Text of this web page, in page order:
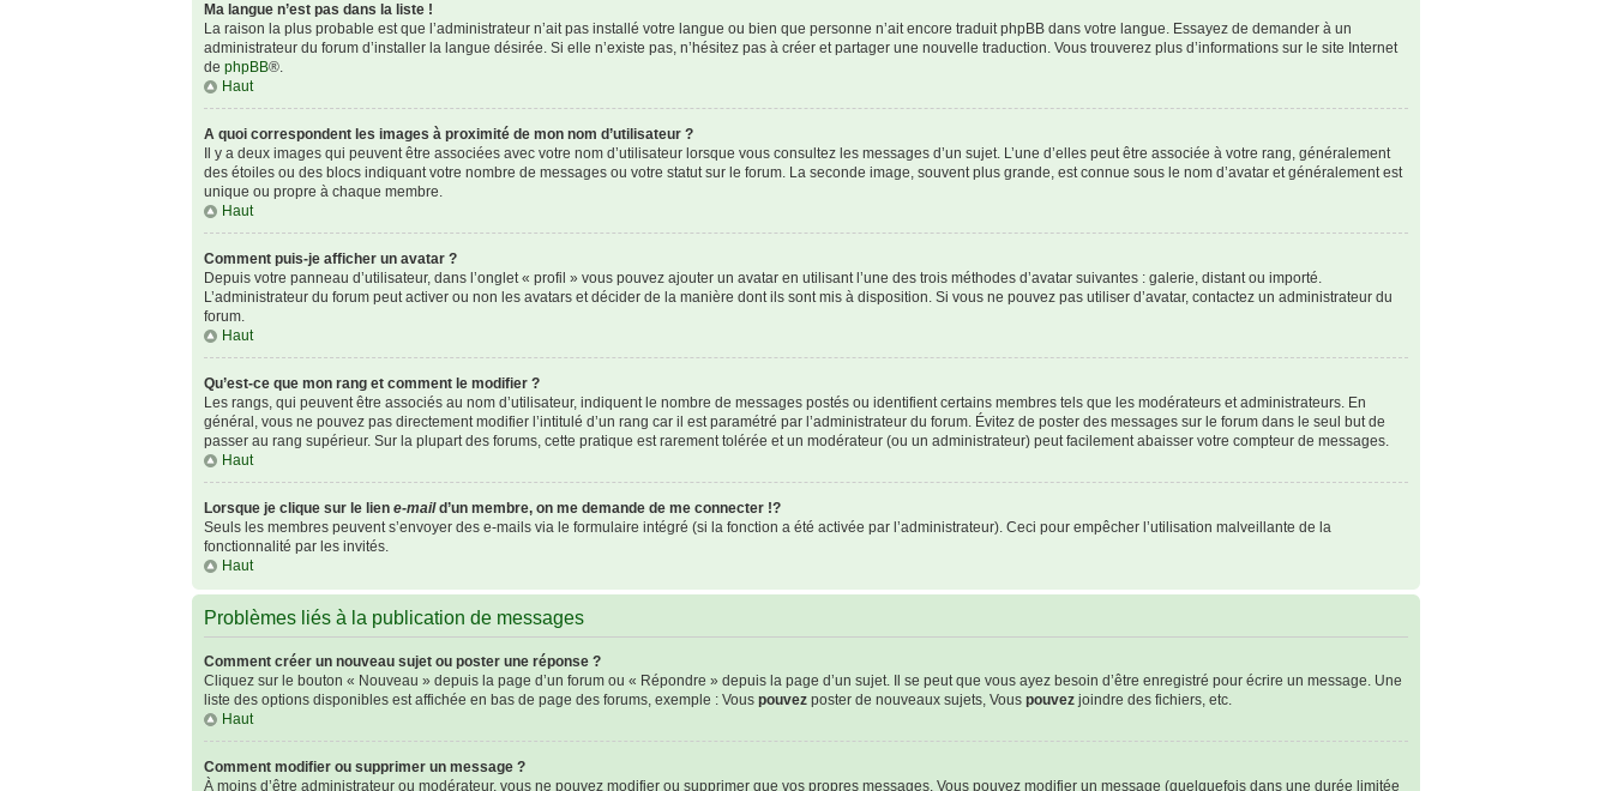
Ma langue n’est pas dans la liste !
La raison la plus probable est que l’administrateur n’ait pas installé votre langue ou bien que personne n’ait encore traduit phpBB dans votre langue. Essayez de demander à un
administrateur du forum d’installer la langue désirée. Si elle n’existe pas, n’hésitez pas à créer et partager une nouvelle traduction. Vous trouverez plus d’informations sur le site Internet
de phpBB®.
Haut
A quoi correspondent les images à proximité de mon nom d’utilisateur ?
Il y a deux images qui peuvent être associées avec votre nom d’utilisateur lorsque vous consultez les messages d’un sujet. L’une d’elles peut être associée à votre rang, généralement
des étoiles ou des blocs indiquant votre nombre de messages ou votre statut sur le forum. La seconde image, souvent plus grande, est connue sous le nom d’avatar et généralement est
unique ou propre à chaque membre.
Haut
Comment puis-je afficher un avatar ?
Depuis votre panneau d’utilisateur, dans l’onglet « profil » vous pouvez ajouter un avatar en utilisant l’une des trois méthodes d’avatar suivantes : galerie, distant ou importé.
L’administrateur du forum peut activer ou non les avatars et décider de la manière dont ils sont mis à disposition. Si vous ne pouvez pas utiliser d’avatar, contactez un administrateur du
forum.
Haut
Qu’est-ce que mon rang et comment le modifier ?
Les rangs, qui peuvent être associés au nom d’utilisateur, indiquent le nombre de messages postés ou identifient certains membres tels que les modérateurs et administrateurs. En
général, vous ne pouvez pas directement modifier l’intitulé d’un rang car il est paramétré par l’administrateur du forum. Évitez de poster des messages sur le forum dans le seul but de
passer au rang supérieur. Sur la plupart des forums, cette pratique est rarement tolérée et un modérateur (ou un administrateur) peut facilement abaisser votre compteur de messages.
Haut
Lorsque je clique sur le lien e-maild’un membre, on me demande de me connecter !?
Seuls les membres peuvent s’envoyer des e-mails via le formulaire intégré (si la fonction a été activée par l’administrateur). Ceci pour empêcher l’utilisation malveillante de la
fonctionnalité par les invités.
Haut
Problèmes liés à la publication de messages
Comment créer un nouveau sujet ou poster une réponse ?
Cliquez sur le bouton « Nouveau » depuis la page d’un forum ou « Répondre » depuis la page d’un sujet. Il se peut que vous ayez besoin d’être enregistré pour écrire un message. Une
liste des options disponibles est affichée en bas de page des forums, exemple : Vous pouvez poster de nouveaux sujets, Vous pouvez joindre des fichiers, etc.
Haut
Comment modifier ou supprimer un message ?
À moins d’être administrateur ou modérateur, vous ne pouvez modifier ou supprimer que vos propres messages. Vous pouvez modifier un message (quelquefois dans une durée limitée